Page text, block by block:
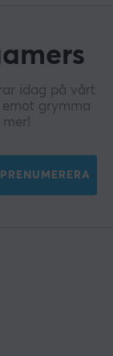
idag på vårt
emot grymma
PRENUMERERA